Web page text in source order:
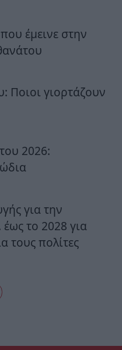
έμεινε στην
Ποιοι γιορτάζουν
2026:
για την
το 2028 για
τους πολίτες